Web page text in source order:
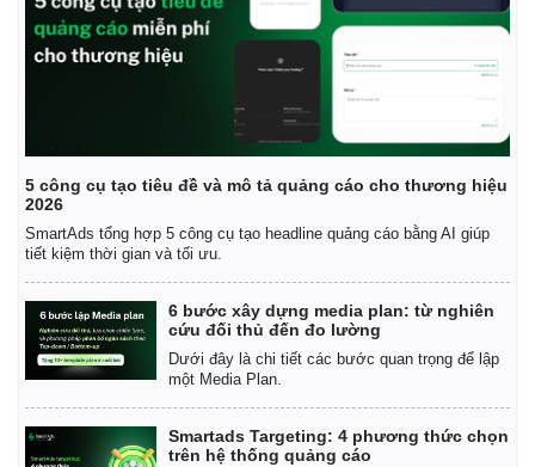
5 công cụ tạo tiêu đề và mô tả quảng cáo cho thương hiệu
2026
SmartAds tổng hợp 5 công cụ tạo headline quảng cáo bằng AI giúp
tiết kiệm thời gian và tối ưu.
6 bước xây dựng media plan: từ nghiên
cứu đối thủ đến đo lường
Dưới đây là chi tiết các bước quan trọng để lập
một Media Plan.
Smartads Targeting: 4 phương thức chọn
trên hệ thống quảng cáo